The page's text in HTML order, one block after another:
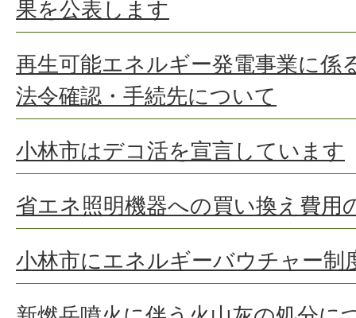
果を公表します
再生可能エネルギー発電事業に係
法令確認・手続先について
小林市はデコ活を宣言しています
省エネ照明機器への買い換え費用
小林市にエネルギーバウチャー制